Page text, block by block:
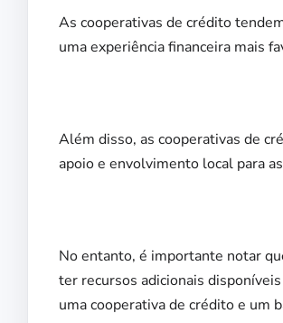
As cooperativas de crédito
uma experiência financeira mais
Além disso, as cooperativas de
apoio e envolvimento local para
No entanto, é importante notar
ter recursos adicionais
uma cooperativa de crédito e um